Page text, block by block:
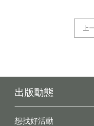
上
出版動態
想找好活動